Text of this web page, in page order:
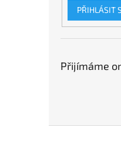
PŘIHLÁSIT
Přijímáme